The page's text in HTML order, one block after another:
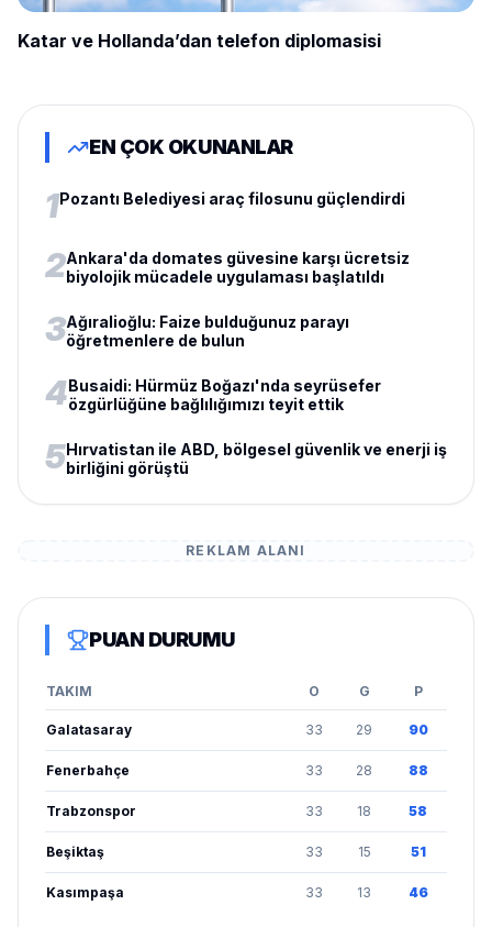
Katar ve Hollanda’dan telefon diplomasisi
EN ÇOK OKUNANLAR
1Pozantı Belediyesi araç filosunu güçlendirdi
2Ankara'da domates güvesine karşı ücretsiz
biyolojik mücadele uygulaması başlatıldı
3Ağıralioğlu: Faize bulduğunuz parayı
öğretmenlere de bulun
4Busaidi: Hürmüz Boğazı'nda seyrüsefer
özgürlüğüne bağlılığımızı teyit ettik
5Hırvatistan ile ABD, bölgesel güvenlik ve enerji iş
birliğini görüştü
REKLAM ALANI
PUAN DURUMU
TAKIM O G P
Galatasaray 33 29 90
Fenerbahçe 33 28 88
Trabzonspor 33 18 58
Beşiktaş 33 15 51
Kasımpaşa 33 13 46